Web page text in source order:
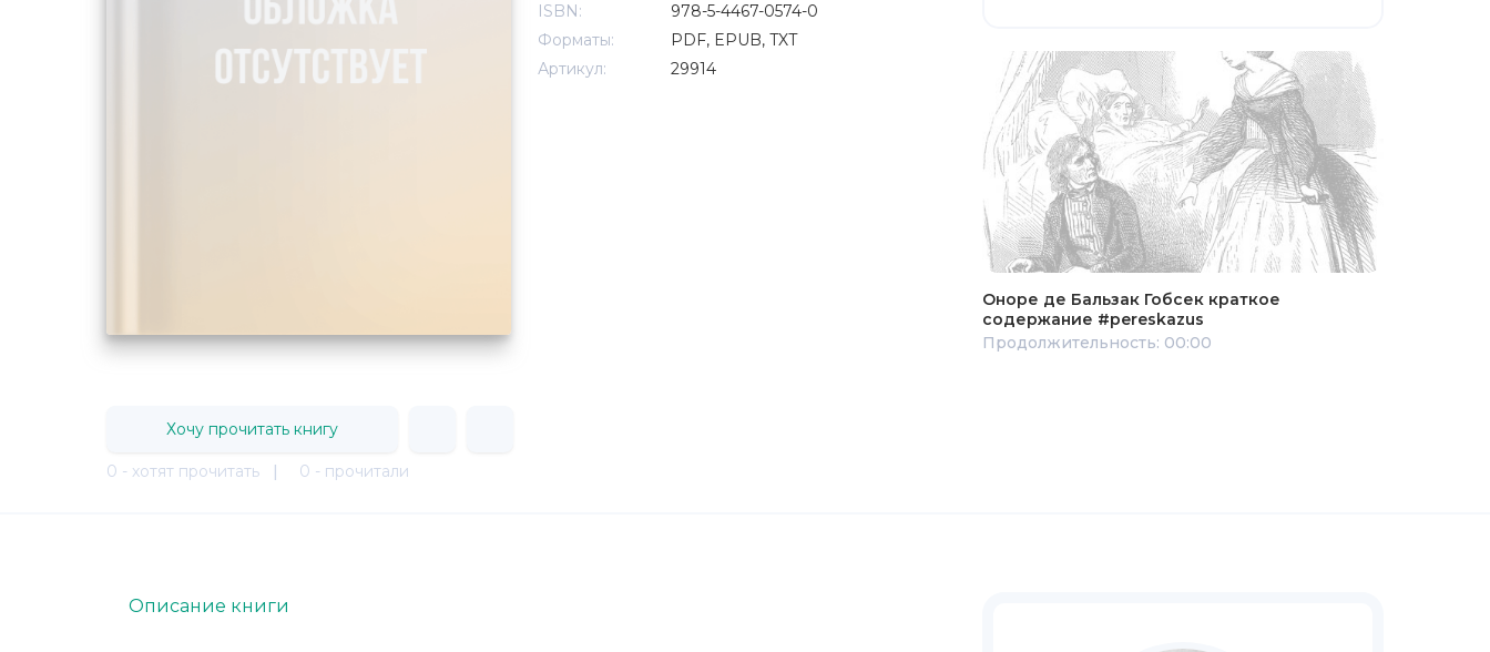
ISBN:
978-5-4467-0574-0
Форматы:
PDF, EPUB, TXT
Артикул:
29914
Оноре де Бальзак Гобсек краткое
содержание #pereskazus
Продолжительность: 00:00
Хочу прочитать книгу
0 - хотят прочитать | 0 - прочитали
Описание книги